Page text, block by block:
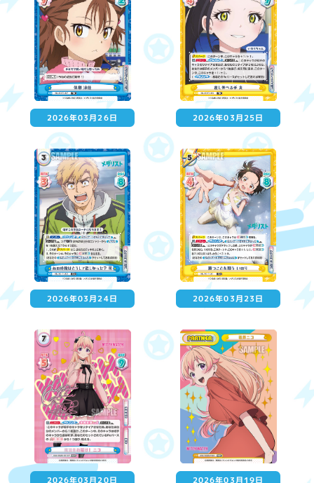
2026年03月26日 2026年03月25日
2026年03月24日 2026年03月23日
2026年03月20日 2026年03月19日